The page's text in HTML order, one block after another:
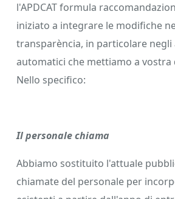
l'APDCAT formula
iniziato a integrare le modifiche
transparència, in particolare negli
automatici che mettiamo a vostra
Nello specifico:
Il personale chiama
Abbiamo sostituito l'attuale
chiamate del personale per